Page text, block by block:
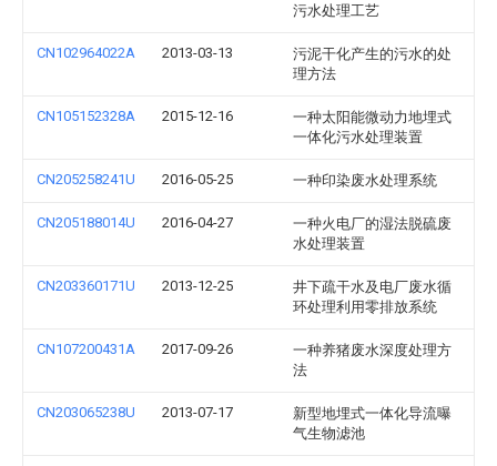
污水处理工艺
CN102964022A 2013-03-13
污泥干化产生的污水的处
理方法
CN105152328A 2015-12-16
一种太阳能微动力地埋式
一体化污水处理装置
CN205258241U 2016-05-25 一种印染废水处理系统
CN205188014U 2016-04-27
一种火电厂的湿法脱硫废
水处理装置
CN203360171U 2013-12-25
井下疏干水及电厂废水循
环处理利用零排放系统
CN107200431A 2017-09-26
一种养猪废水深度处理方
法
CN203065238U 2013-07-17
新型地埋式一体化导流曝
气生物滤池